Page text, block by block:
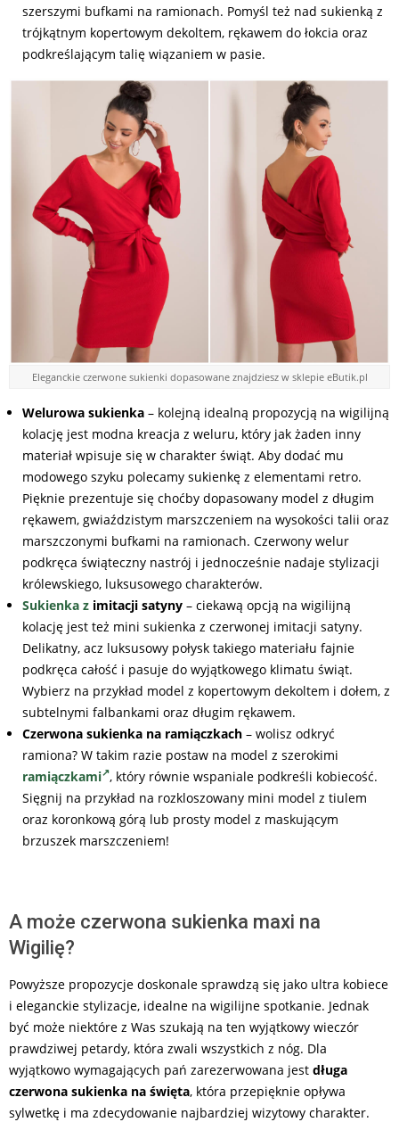
szerszymi bufkami na ramionach. Pomyśl też nad sukienką z
trójkątnym kopertowym dekoltem, rękawem do łokcia oraz
podkreślającym talię wiązaniem w pasie.
Eleganckie czerwone sukienki dopasowane znajdziesz w sklepie eButik.pl
Welurowa sukienka – kolejną idealną propozycją na wigilijną
kolację jest modna kreacja z weluru, który jak żaden inny
materiał wpisuje się w charakter świąt. Aby dodać mu
modowego szyku polecamy sukienkę z elementami retro.
Pięknie prezentuje się choćby dopasowany model z długim
rękawem, gwiaździstym marszczeniem na wysokości talii oraz
marszczonymi bufkami na ramionach. Czerwony welur
podkręca świąteczny nastrój i jednocześnie nadaje stylizacji
królewskiego, luksusowego charakterów.
Sukienka z imitacji satyny – ciekawą opcją na wigilijną
kolację jest też mini sukienka z czerwonej imitacji satyny.
Delikatny, acz luksusowy połysk takiego materiału fajnie
podkręca całość i pasuje do wyjątkowego klimatu świąt.
Wybierz na przykład model z kopertowym dekoltem i dołem, z
subtelnymi falbankami oraz długim rękawem.
Czerwona sukienka na ramiączkach – wolisz odkryć
ramiona? W takim razie postaw na model z szerokimi
ramiączkami , który równie wspaniale podkreśli kobiecość.
Sięgnij na przykład na rozkloszowany mini model z tiulem
oraz koronkową górą lub prosty model z maskującym
brzuszek marszczeniem!
A może czerwona sukienka maxi na
Wigilię?
Powyższe propozycje doskonale sprawdzą się jako ultra kobiece
i eleganckie stylizacje, idealne na wigilijne spotkanie. Jednak
być może niektóre z Was szukają na ten wyjątkowy wieczór
prawdziwej petardy, która zwali wszystkich z nóg. Dla
wyjątkowo wymagających pań zarezerwowana jest długa
czerwona sukienka na święta, która przepięknie opływa
sylwetkę i ma zdecydowanie najbardziej wizytowy charakter.